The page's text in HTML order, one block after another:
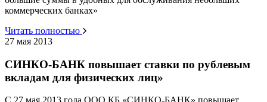
коммерческих банках»
Читать полностью
27 мая 2013
СИНКО-БАНК повышает ставки по рублевым
вкладам для физических лиц»